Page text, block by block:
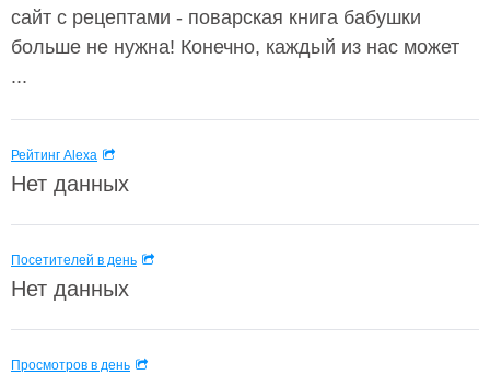
сайт с рецептами - поварская книга бабушки
больше не нужна! Конечно, каждый из нас может
...
Рейтинг Alexa
Нет данных
Посетителей в день
Нет данных
Просмотров в день